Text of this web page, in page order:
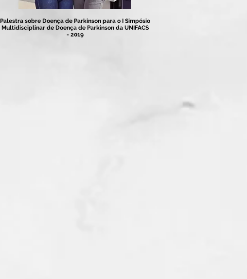
Palestra sobre Doença de Parkinson para o I Simpósio
Multidisciplinar de Doença de Parkinson da UNIFACS
- 2019